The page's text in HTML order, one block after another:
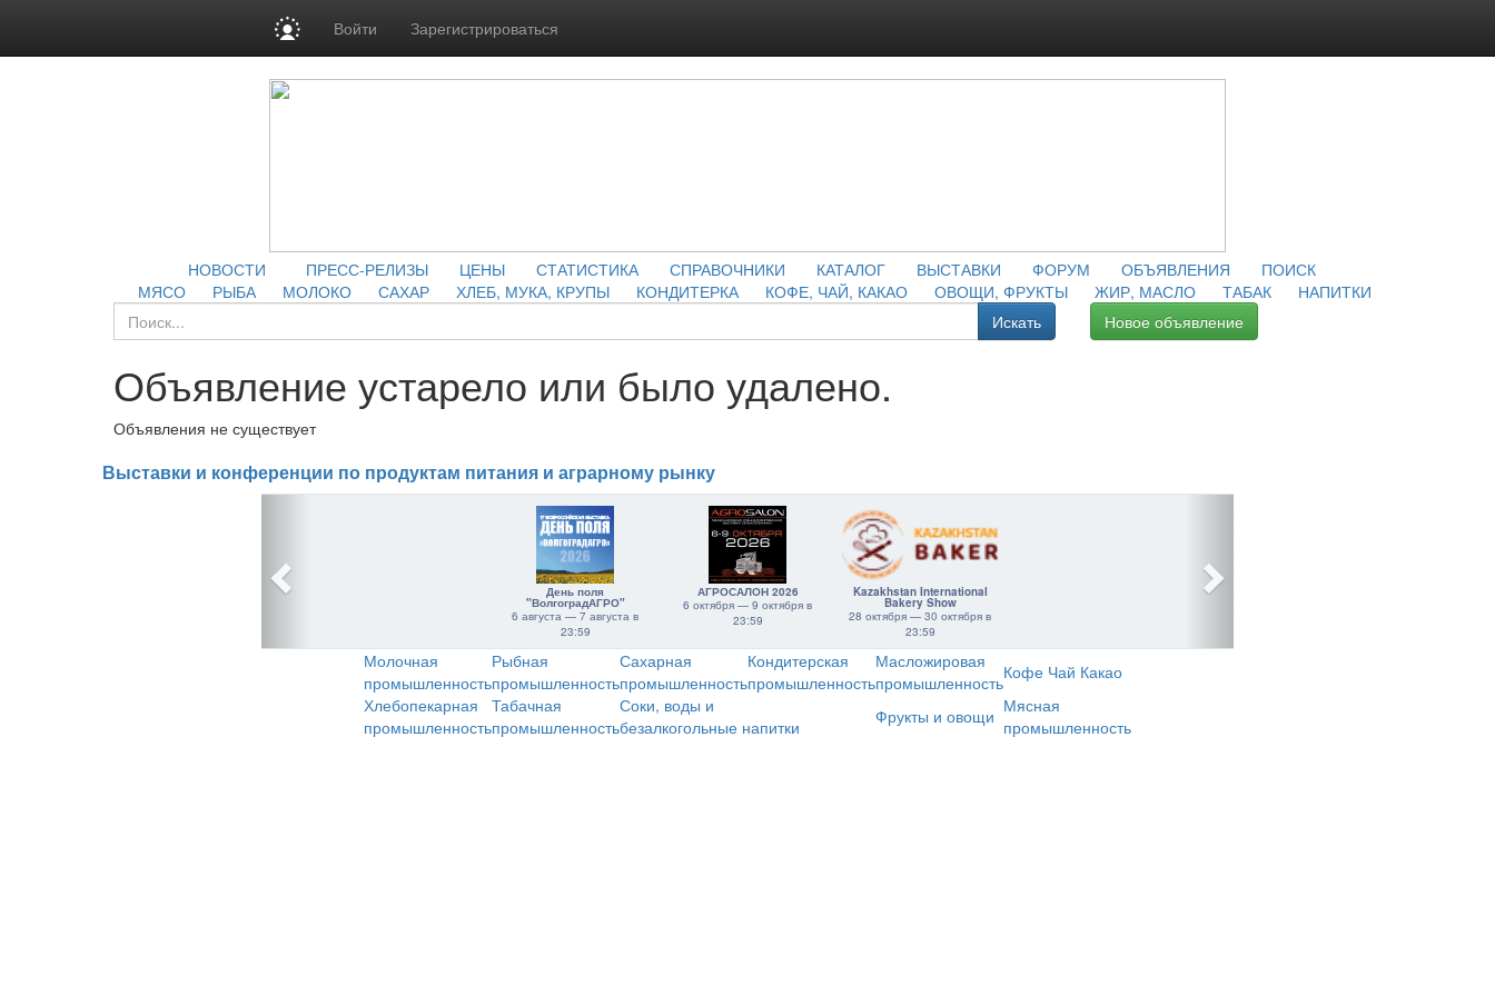
Войти Зарегистрироваться
НОВОСТИ ПРЕСС-РЕЛИЗЫ ЦЕНЫ СТАТИСТИКА СПРАВОЧНИКИ КАТАЛОГ ВЫСТАВКИ ФОРУМ ОБЪЯВЛЕНИЯ
ПОИСК
МЯСО
РЫБА МОЛОКО САХАР ХЛЕБ, МУКА, КРУПЫ КОНДИТЕРКА КОФЕ, ЧАЙ, КАКАО ОВОЩИ, ФРУКТЫ ЖИР, МАСЛО ТАБАК
НАПИТКИ
Искать
Новое объявление
Объявление устарело или было удалено.
Объявления не существует
Выставки и конференции по продуктам питания и аграрному рынку
День поля
"ВолгоградАГРО"
6 августа — 7 августа в
23:59
АГРОСАЛОН 2026
6 октября — 9 октября в
23:59
Kazakhstan International
Bakery Show
28 октября — 30 октября в
23:59
Молочная
промышленность
Рыбная
промышленность
Сахарная
промышленность
Кондитерская
промышленность
Масложировая
промышленностьКофе Чай Какао
Хлебопекарная
промышленность
Табачная
промышленность
Соки, воды и
безалкогольные напитки
Фрукты и овощи Мясная
промышленность